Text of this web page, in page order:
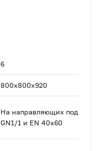
6
800x800x920
На направляющих под
GN1/1 и EN 40x60